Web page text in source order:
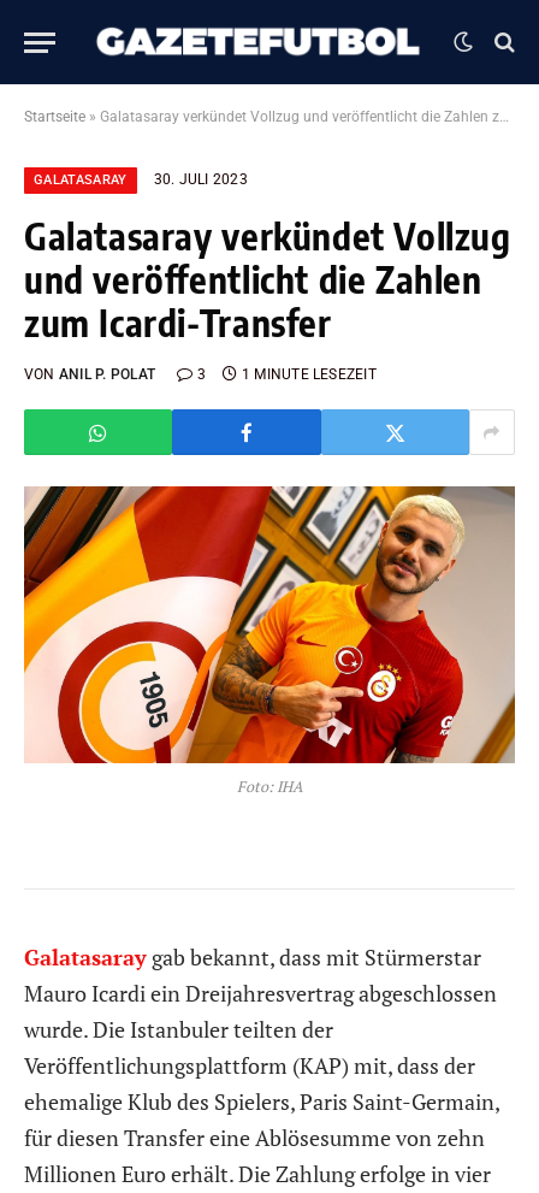
Startseite » Galatasaray verkündet Vollzug und veröffentlicht die Zahlen zum Icardi-Transfer
GALATASARAY 30. JULI 2023
Galatasaray verkündet Vollzug
und veröffentlicht die Zahlen
zum Icardi-Transfer
VON ANIL P. POLAT 3 1 MINUTE LESEZEIT
Foto: IHA
Galatasaray gab bekannt, dass mit Stürmerstar
Mauro Icardi ein Dreijahresvertrag abgeschlossen
wurde. Die Istanbuler teilten der
Veröffentlichungsplattform (KAP) mit, dass der
ehemalige Klub des Spielers, Paris Saint-Germain,
für diesen Transfer eine Ablösesumme von zehn
Millionen Euro erhält. Die Zahlung erfolge in vier